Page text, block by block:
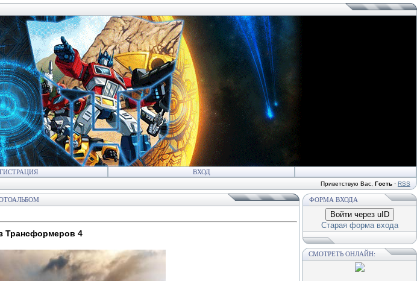
ВХОД
Приветствую Вас Гость · RSS
Трансформеров 4
ФОРМА ВХОДА
Войти через uID
Старая форма входа
СМОТРЕТЬ ОНЛАЙН: